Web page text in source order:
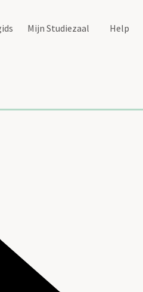
Mijn Studiezaal Help